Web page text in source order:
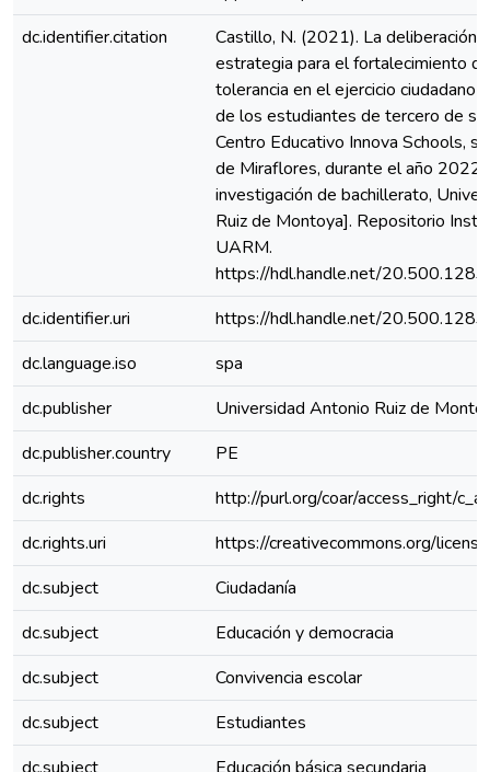
dc.identifier.citation
Castillo, N. (2021). La deliberación
estrategia para el fortalecimiento
tolerancia en el ejercicio ciudadano
de los estudiantes de tercero de
Centro Educativo Innova Schools,
de Miraflores, durante el año 2022
investigación de bachillerato,
Ruiz de Montoya]. Repositorio
UARM.
https://hdl.handle.net/
dc.identifier.uri
https://hdl.handle.net/
dc.language.iso
spa
dc.publisher
Universidad Antonio Ruiz de
dc.publisher.country
PE
dc.rights
http://purl.org/coar/access_right/
dc.rights.uri
https://creativecommons.org/
dc.subject
Ciudadanía
dc.subject
Educación y democracia
dc.subject
Convivencia escolar
dc.subject
Estudiantes